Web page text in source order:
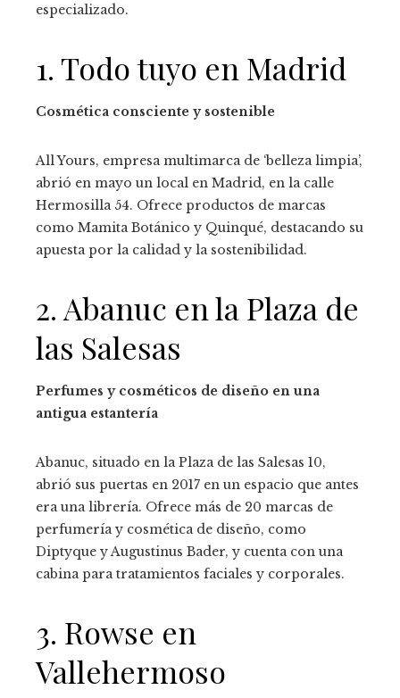
especializado.
1. Todo tuyo en Madrid
Cosmética consciente y sostenible
All Yours, empresa multimarca de ‘belleza limpia’,
abrió en mayo un local en Madrid, en la calle
Hermosilla 54. Ofrece productos de marcas
como Mamita Botánico y Quinqué, destacando su
apuesta por la calidad y la sostenibilidad.
2. Abanuc en la Plaza de
las Salesas
Perfumes y cosméticos de diseño en una
antigua estantería
Abanuc, situado en la Plaza de las Salesas 10,
abrió sus puertas en 2017 en un espacio que antes
era una librería. Ofrece más de 20 marcas de
perfumería y cosmética de diseño, como
Diptyque y Augustinus Bader, y cuenta con una
cabina para tratamientos faciales y corporales.
3. Rowse en
Vallehermoso